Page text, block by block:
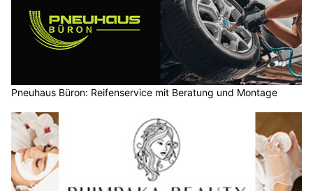
Pneuhaus Büron: Reifenservice mit Beratung und Montage